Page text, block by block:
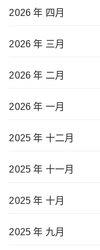
2026 年 四月
2026 年 三月
2026 年 二月
2026 年 一月
2025 年 十二月
2025 年 十一月
2025 年 十月
2025 年 九月